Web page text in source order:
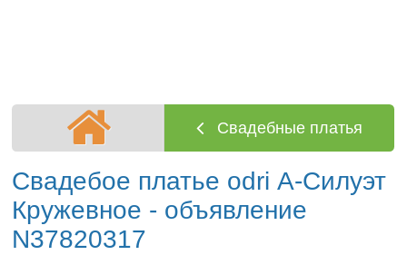
Свадебные платья
Свадебое платье odri А-Силуэт
Кружевное - объявление
N37820317